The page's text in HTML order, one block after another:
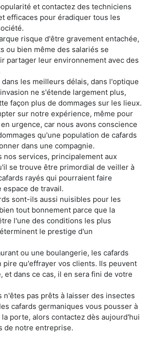
et contactez des techniciens
efficaces pour éradiquer tous les
risque d'être gravement entachée,
ou bien même des salariés se
partager leur environnement avec des
les meilleurs délais, dans l'optique
ne s'étende largement plus,
façon plus de dommages sur les lieux.
sur notre expérience, même pour
urgence, car nous avons conscience
qu'une population de cafards
dans une compagnie.
nos services, principalement aux
se trouve être primordial de veiller à
rayés qui pourraient faire
de travail.
sont-ils aussi nuisibles pour les
tout bonnement parce que la
l'une des conditions les plus
le prestige d'un
ou une boulangerie, les cafards
pire qu'effrayer vos clients. Ils peuvent
et dans ce cas, il en sera fini de votre
n'êtes pas prêts à laisser des insectes
cafards germaniques vous pousser à
porte, alors contactez dès aujourd'hui
de notre entreprise.